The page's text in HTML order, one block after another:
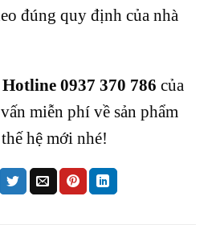
đúng quy định của nhà
Hotline 0937 370 786 của
miễn phí về sản phẩm
thế hệ mới nhé!